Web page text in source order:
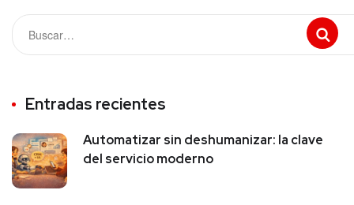
Entradas recientes
Automatizar sin deshumanizar: la clave
del servicio moderno